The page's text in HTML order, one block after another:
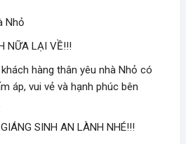
Nhỏ
NỮA LẠI VỀ!!!
hàng thân yêu nhà Nhỏ có
áp, vui vẻ và hạnh phúc bên
SINH AN LÀNH NHÉ!!!